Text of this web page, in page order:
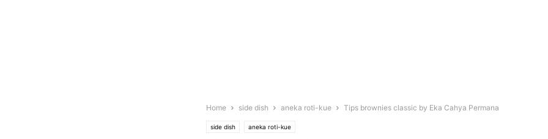
Home side dish aneka roti-kue Tips brownies classic by Eka Cahya Permana
side dish aneka roti-kue